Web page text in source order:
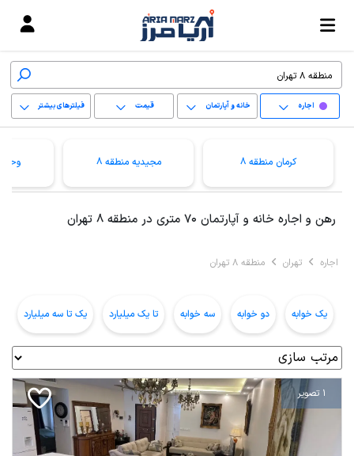
اجاره خانه و آپارتمان قیمت فیلترهای بیشتر
پاک کردن محدوده
کرمان منطقه 8 مجیدیه منطقه 8
رهن و اجاره خانه و آپارتمان 70 متری در منطقه 8 تهران
اجاره تهران منطقه 8 تهران
یک خوابه دو خوابه سه خوابه تا یک میلیارد یک تا سه میلیارد
1 تصویر